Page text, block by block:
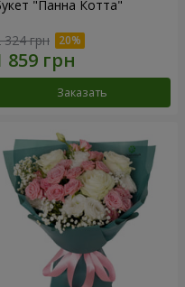
"Панна Котта"
324 грн
Заказать